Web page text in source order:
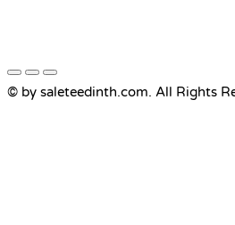
© by saleteedinth.com. All Rights